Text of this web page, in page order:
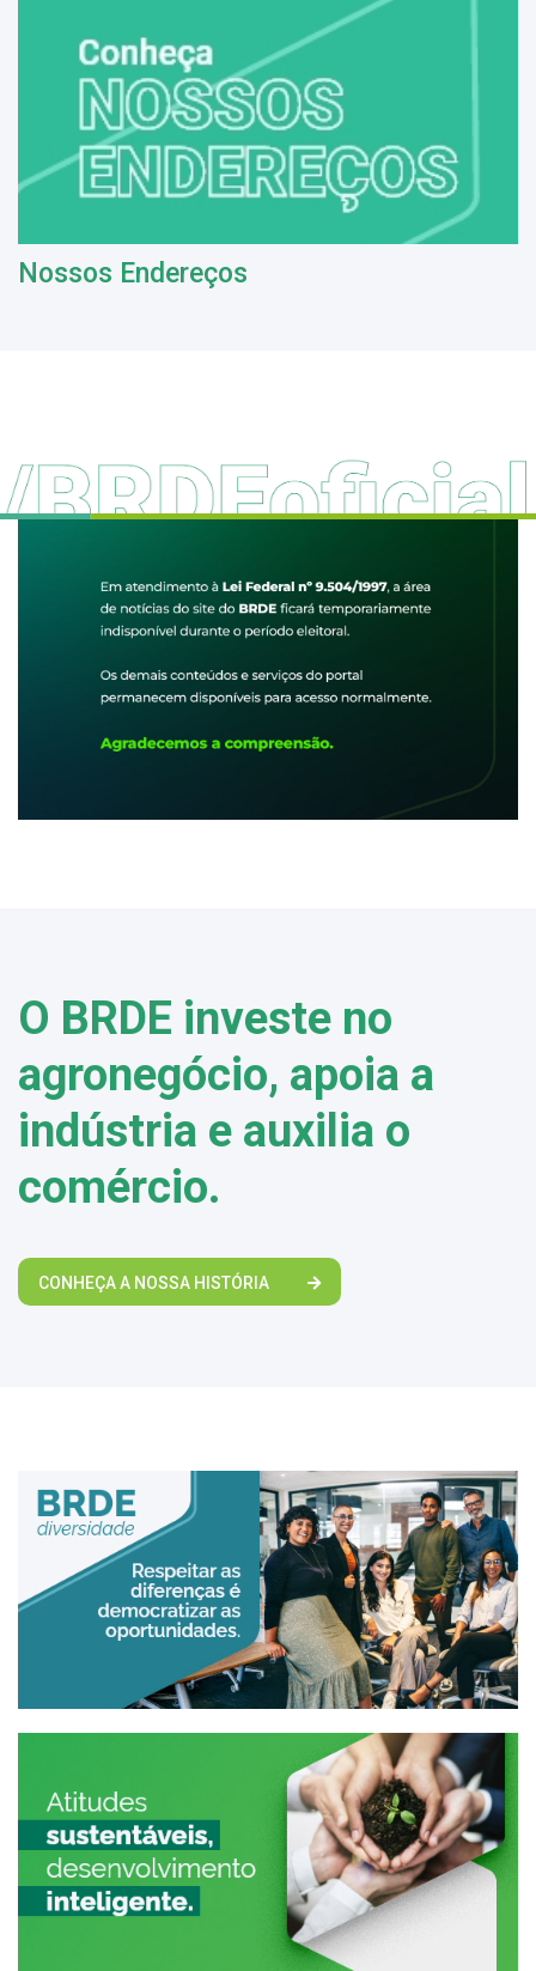
Nossos Endereços
O BRDE investe no
agronegócio, apoia a
indústria e auxilia o
comércio.
CONHEÇA A NOSSA HISTÓRIA